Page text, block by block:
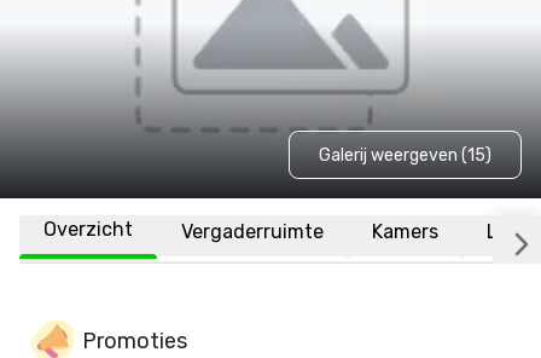
Galerij weergeven (15)
Overzicht Vergaderruimte Kamers
Promoties